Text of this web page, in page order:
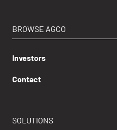
BROWSE AGCO
Investors
Contact
SOLUTIONS